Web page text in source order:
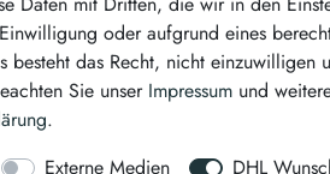
...und weitere
oder aufgrund eines
besteht das Recht, nicht
Sie unser Impressumund
.
Externe Medien DHL